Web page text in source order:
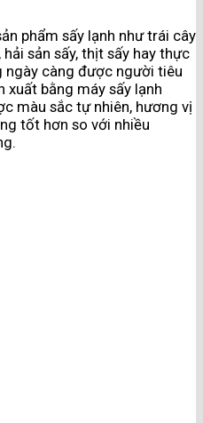
phẩm sấy lạnh như trái cây
hải sản sấy, thịt sấy hay thực
ngày càng được người tiêu
xuất bằng máy sấy lạnh
màu sắc tự nhiên, hương vị
tốt hơn so với nhiều